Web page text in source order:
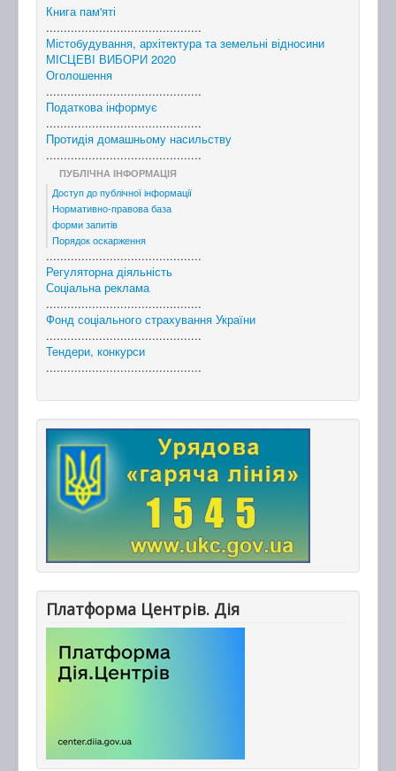
Книга пам'яті
............................................
Містобудування, архітектура та земельні відносини
МІСЦЕВІ ВИБОРИ 2020
Оголошення
............................................
Податкова інформує
............................................
Протидія домашньому насильству
............................................
ПУБЛІЧНА ІНФОРМАЦІЯ
Доступ до публічної інформації
Нормативно-правова база
форми запитів
Порядок оскарження
............................................
Регуляторна діяльність
Соціальна реклама
............................................
Фонд соціального страхування України
............................................
Тендери, конкурси
............................................
Платформа Центрів. Дія